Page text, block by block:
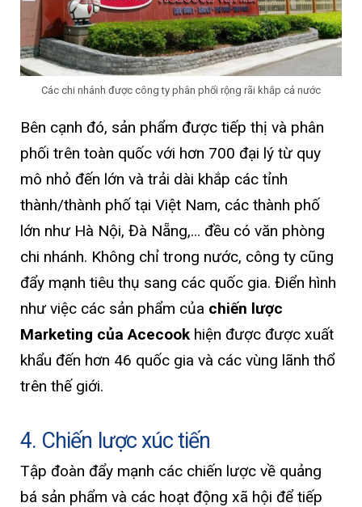
Các chi nhánh được công ty phân phối rộng rãi khắp cả nước
Bên cạnh đó, sản phẩm được tiếp thị và phân
phối trên toàn quốc với hơn 700 đại lý từ quy
mô nhỏ đến lớn và trải dài khắp các tỉnh
thành/thành phố tại Việt Nam, các thành phố
lớn như Hà Nội, Đà Nẵng,… đều có văn phòng
chi nhánh. Không chỉ trong nước, công ty cũng
đẩy mạnh tiêu thụ sang các quốc gia. Điển hình
như việc các sản phẩm của chiến lược
Marketing của Acecookhiện được được xuất
khẩu đến hơn 46 quốc gia và các vùng lãnh thổ
trên thế giới.
4. Chiến lược xúc tiến
Tập đoàn đẩy mạnh các chiến lược về quảng
bá sản phẩm và các hoạt động xã hội để tiếp